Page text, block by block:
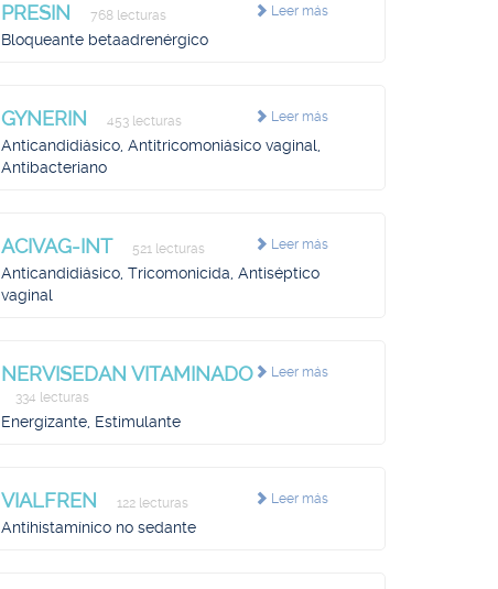
Leer más
PRESIN 768 lecturas
Bloqueante betaadrenérgico
Leer más
GYNERIN 453 lecturas
Anticandidiásico, Antitricomoniásico vaginal,
Antibacteriano
Leer más
ACIVAG-INT 521 lecturas
Anticandidiásico, Tricomonicida, Antiséptico
vaginal
Leer más
NERVISEDAN VITAMINADO
334 lecturas
Energizante, Estimulante
Leer más
VIALFREN 122 lecturas
Antihistamínico no sedante